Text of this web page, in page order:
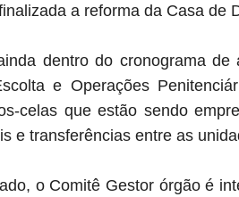
a reforma da Casa de
dentro do cronograma
e Operações
celas que estão sendo
e transferências entre as
o Comitê Gestor órgão é